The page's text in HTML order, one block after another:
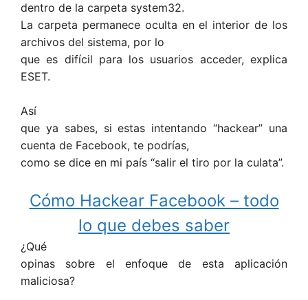
dentro de la carpeta system32.
La carpeta permanece oculta en el interior de los
archivos del sistema, por lo
que es difícil para los usuarios acceder, explica
ESET.
Así
que ya sabes, si estas intentando “hackear” una
cuenta de Facebook, te podrías,
como se dice en mi país “salir el tiro por la culata”.
Cómo Hackear Facebook – todo
lo que debes saber
¿Qué
opinas sobre el enfoque de esta aplicación
maliciosa?